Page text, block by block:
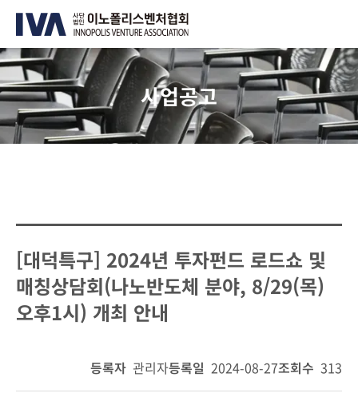
사업공고
[대덕특구] 2024년 투자펀드 로드쇼 및
매칭상담회(나노반도체 분야, 8/29(목)
오후1시) 개최 안내
등록자 관리자등록일 2024-08-27조회수 313